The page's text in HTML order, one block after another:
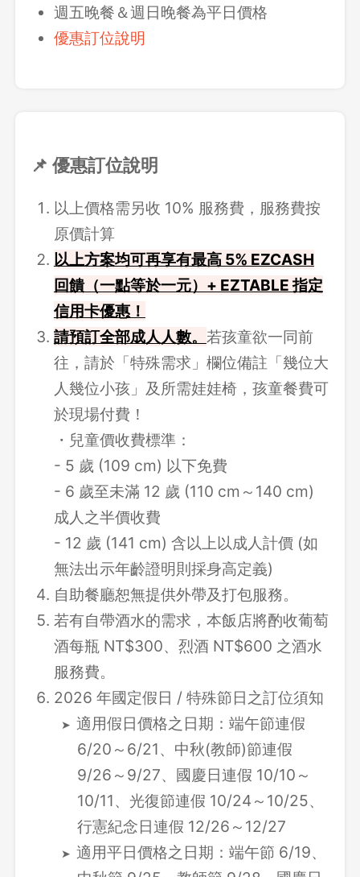
週五晚餐＆週日晚餐為平日價格
優惠訂位說明
📌 優惠訂位說明
以上價格需另收 10% 服務費，服務費按
原價計算
以上方案均可再享有最高 5% EZCASH
回饋（一點等於一元）+ EZTABLE 指定
信用卡優惠！
請預訂全部成人人數。 若孩童欲一同前
往，請於「特殊需求」欄位備註「幾位大
人幾位小孩」及所需娃娃椅，孩童餐費可
於現場付費！
・兒童價收費標準：
- 5 歲 (109 cm) 以下免費
- 6 歲至未滿 12 歲 (110 cm～140 cm)
成人之半價收費
- 12 歲 (141 cm) 含以上以成人計價 (如
無法出示年齡證明則採身高定義)
自助餐廳恕無提供外帶及打包服務。
若有自帶酒水的需求，本飯店將酌收葡萄
酒每瓶 NT$300、烈酒 NT$600 之酒水
服務費。
2026 年國定假日 / 特殊節日之訂位須知
適用假日價格之日期：端午節連假
6/20～6/21、中秋(教師)節連假
9/26～9/27、國慶日連假 10/10～
10/11、光復節連假 10/24～10/25、
行憲紀念日連假 12/26～12/27
適用平日價格之日期：端午節 6/19、